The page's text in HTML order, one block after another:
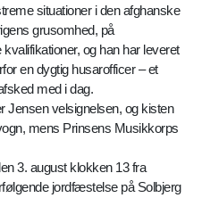
situationer i den afghanske
grusomhed, på
og han har leveret
en dygtig husarofficer – et
med i dag.
Jensen velsignelsen, og kisten
mens Prinsens Musikkorps
3. august klokken 13 fra
jordfæstelse på Solbjerg